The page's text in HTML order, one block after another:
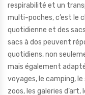
respirabilité et un
multi-poches, c’est le
quotidienne et des
sacs à dos peuvent
quotidiens, non
mais également
voyages, le camping, le
zoos, les galeries